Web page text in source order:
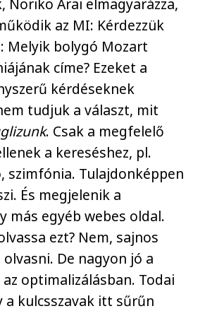
Noriko Arai elmagyarázza,
az MI: Kérdezzük
Melyik bolygó Mozart
címe? Ezeket a
kérdéseknek
tudjuk a választ, mit
. Csak a megfelelő
a kereséshez, pl.
szimfónia. Tulajdonképpen
És megjelenik a
más egyéb webes oldal.
ezt? Nem, sajnos
De nagyon jó a
optimalizálásban. Todai
a kulcsszavak itt sűrűn